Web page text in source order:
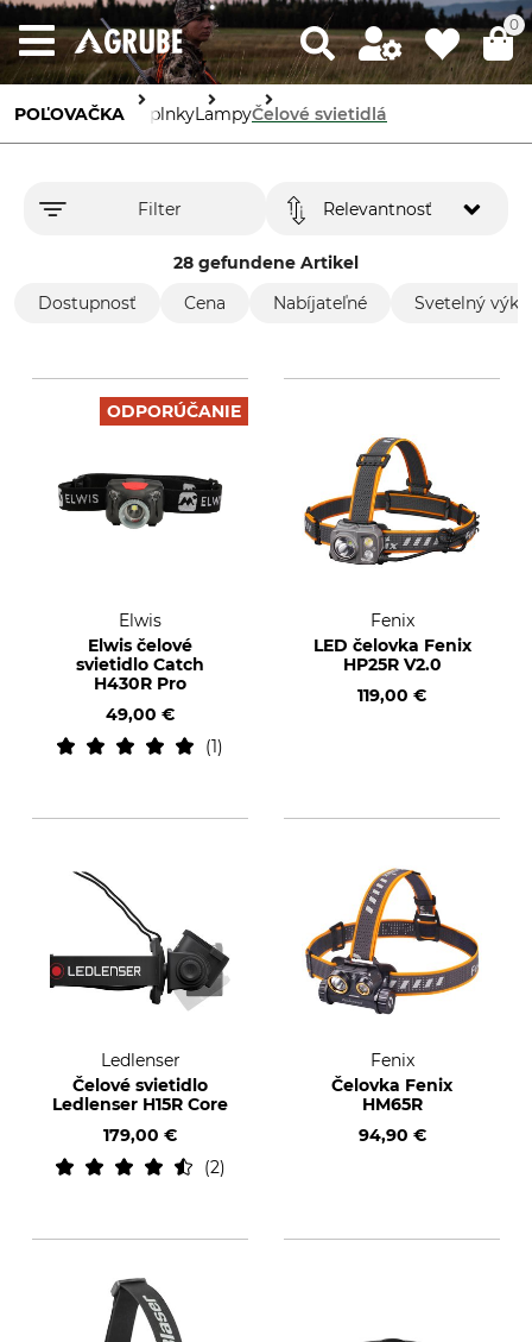
0
POĽOVAČKA DoplnkyLampyČelové svietidlá
Filter
28 gefundene Artikel
Relevantnosť
Dostupnosť Cena Nabíjateľné Svetelný
ODPORÚČANIE
Elwis
Elwis čelové
svietidlo Catch
H430R Pro
49,00 €
1
Fenix
LED čelovka Fenix
HP25R V2.0
119,00 €
Ledlenser
Čelové svietidlo
Ledlenser H15R Core
179,00 €
2
Fenix
Čelovka Fenix
HM65R
94,90 €